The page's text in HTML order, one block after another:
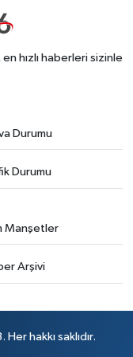
Eş Zamanlı
38 Bin Ton
TL'lik Yatırım
Kullananlar
hızlı haberleri sizinle
Durumu
Durumu
Manşetler
Arşivi
hakkı saklıdır.